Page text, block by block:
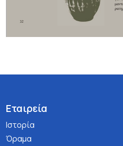
Εταιρεία
Ιστορία
Όραμα